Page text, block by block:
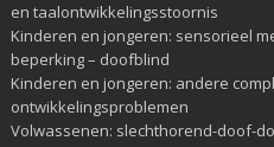
en taalontwikkelingsstoornis
Kinderen en jongeren: sensorieel
beperking – doofblind
Kinderen en jongeren: andere
ontwikkelingsproblemen
Volwassenen: slechthorend-doof-